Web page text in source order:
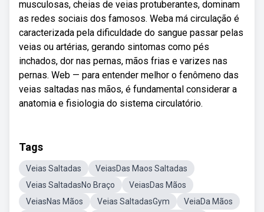
musculosas, cheias de veias protuberantes, dominam
as redes sociais dos famosos. Weba má circulação é
caracterizada pela dificuldade do sangue passar pelas
veias ou artérias, gerando sintomas como pés
inchados, dor nas pernas, mãos frias e varizes nas
pernas. Web — para entender melhor o fenômeno das
veias saltadas nas mãos, é fundamental considerar a
anatomia e fisiologia do sistema circulatório.
Tags
Veias Saltadas
VeiasDas Maos Saltadas
Veias SaltadasNo Braço
VeiasDas Mãos
VeiasNas Mãos
Veias SaltadasGym
VeiaDa Mãos